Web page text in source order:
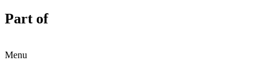
Part of
Menu